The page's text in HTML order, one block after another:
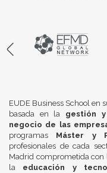
EUDE Business School en
basada en la gestión
negocio de las
programas Máster y
profesionales de cada
Madrid comprometida con
la educación y